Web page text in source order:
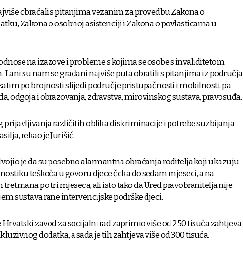
obraćali s pitanjima vezanim za provedbu Zakona o
Zakona o osobnoj asistenciji i Zakona o povlasticama u
na izazove i probleme s kojima se osobe s invaliditetom
Lani su nam se građani najviše puta obratili s pitanjima iz područja
po brojnosti slijedi područje pristupačnosti i mobilnosti, pa
odgoja i obrazovanja, zdravstva, mirovinskog sustava, pravosuđa.
prijavljivanja različitih oblika diskriminacije i potrebe suzbijanja
rekao je Jurišić.
je da su posebno alarmantna obraćanja roditelja koji ukazuju
teškoća u govoru djece čeka do sedam mjeseci, a na
po tri mjeseca, ali isto tako da Ured pravobranitelja nije
sustava rane intervencijske podrške djeci.
Hrvatski zavod za socijalni rad zaprimio više od 250 tisuća zahtjeva
dodatka, a sada je tih zahtjeva više od 300 tisuća.